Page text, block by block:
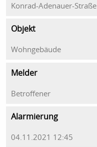
Konrad-Adenauer-Straße
Objekt
Wohngebäude
Melder
Betroffener
Alarmierung
04.11.2021 12:45